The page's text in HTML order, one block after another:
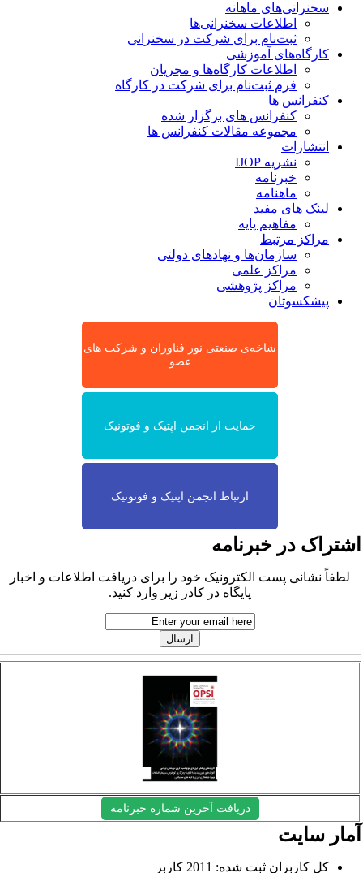
سخنرانی‌های ماهانه
اطلاعات سخنرانی‌‌ها
ثبت‌نام برای شرکت در سخنرانی
کارگاه‌های آموزشی
اطلاعات کارگاه‌ها و مجریان
فرم ثبت‌نام برای شرکت در کارگاه
کنفرانس ها
کنفرانس های برگزار شده
مجموعه مقالات کنفرانس ها
انتشارات
نشریه IJOP
خبرنامه
ماهنامه
لینک های مفید
مفاهیم پایه
مراکز مرتبط
سازمان‌ها و نهادهای دولتی
مراکز علمی
مراکز پژوهشی
پیشکسوتان
شاخه‌ی صنعتی نور فناوران و شرکت های
عضو
حمایت از انجمن اپتیک و فوتونیک
ارتباط انجمن اپتیک و فوتونیک
در خبرنامه
لطفاً نشانی پست الکترونیک خود را برای دریافت اطلاعات و اخبار
پایگاه در کادر زیر وارد کنید.
دریافت آخرین شماره خبرنامه
سایت
کل کاربران ثبت شده: 2011 کاربر